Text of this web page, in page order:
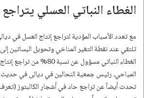
الغطاء النباتي العسلي يتراجع
مع تعدد الأسباب المؤدية لتراجع إنتاج العسل في
تلتقي عند نقطة التغير المناخي وتحويل البساتين
الغطاء النباتي مسؤول عن نسبة
المياحي، رئيس جمعية النحالين في ديالى في
تحدث أيضاً عن تراجع حاد في أشجار الكالبتوز